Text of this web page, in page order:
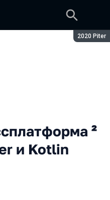
Сезон:
2020 Piter
²
и Kotlin